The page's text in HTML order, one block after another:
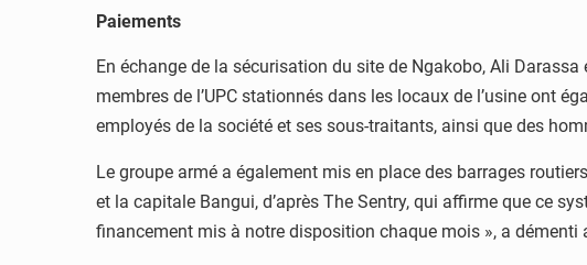
Paiements
En échange de la sécurisation du site de Ngakobo, Ali
membres de l’UPC stationnés dans les locaux de l’usine ont
employés de la société et ses sous-traitants, ainsi que des
Le groupe armé a également mis en place des barrages
et la capitale Bangui, d’après The Sentry, qui affirme que ce
financement mis à notre disposition chaque mois », a démenti